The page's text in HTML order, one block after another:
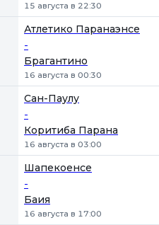
15 августа в 22:30
Атлетико Паранаэнсе
-
Брагантино
16 августа в 00:30
Сан-Паулу
-
Коритиба Парана
16 августа в 03:00
Шапекоенсе
-
Баия
16 августа в 17:00